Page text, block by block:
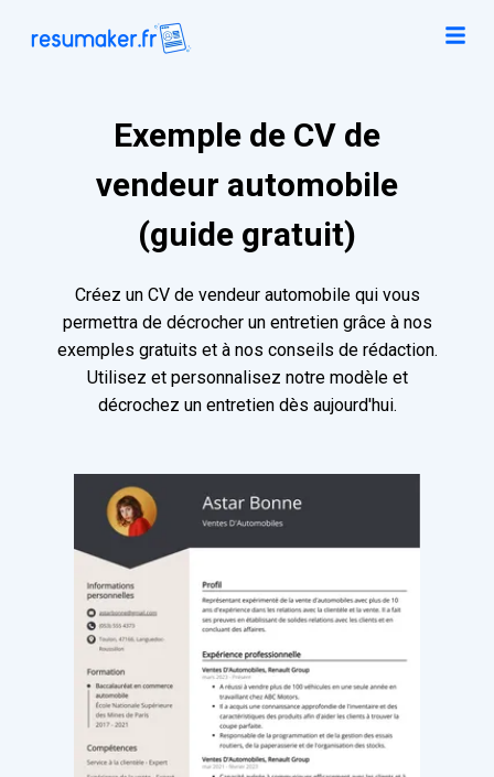
Exemple de CV de
vendeur automobile
(guide gratuit)
Créez un CV de vendeur automobile qui vous
permettra de décrocher un entretien grâce à nos
exemples gratuits et à nos conseils de rédaction.
Utilisez et personnalisez notre modèle et
décrochez un entretien dès aujourd'hui.